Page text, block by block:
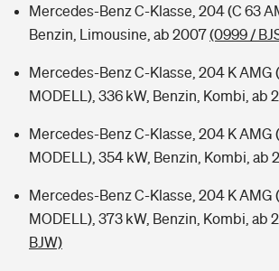
Mercedes-Benz C-Klasse, 204 (C 63
Benzin, Limousine, ab 2007(0999 /
Mercedes-Benz C-Klasse, 204 K AMG
MODELL), 336 kW, Benzin, Kombi, ab
Mercedes-Benz C-Klasse, 204 K AMG
MODELL), 354 kW, Benzin, Kombi, ab
Mercedes-Benz C-Klasse, 204 K AMG
MODELL), 373 kW, Benzin, Kombi, ab
BJW)